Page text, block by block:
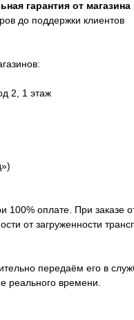
гарантия от магазина
до поддержки клиентов
2, 1 этаж
оплате. При заказе
от загруженности
передаём его в
реального времени.